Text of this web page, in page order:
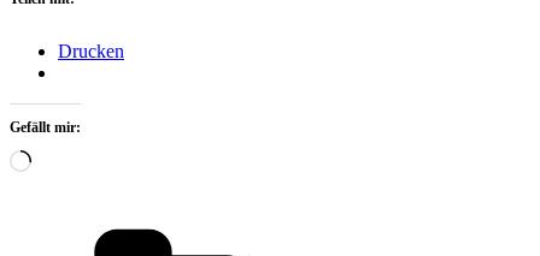
Drucken
Gefällt mir:
Wird